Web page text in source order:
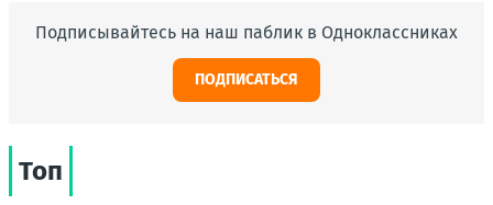
Подписывайтесь на наш паблик в Одноклассниках
ПОДПИСАТЬСЯ
Топ